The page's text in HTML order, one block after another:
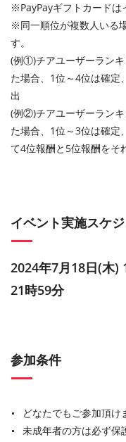
※PayPayギフトカードは
※同一順位が複数人いる
す。
(例①)チアユーザーラン
た場合、1位～4位は確定
出
(例②)チアユーザーラン
た場合、1位～3位は確定
て4位報酬と5位報酬をそ
イベント実施スケ
2024年7月18日(木)
21時59分
参加条件
どなたでもご参加頂け
未成年者の方は必ず保